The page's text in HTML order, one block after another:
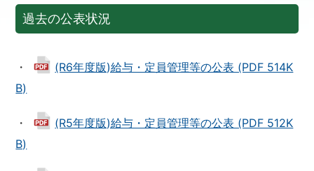
過去の公表状況
・
(R6年度版)給与・定員管理等の公表 (PDF 514K
B)
・
(R5年度版)給与・定員管理等の公表 (PDF 512K
B)